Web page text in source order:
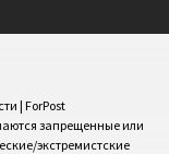
| ForPost
запрещенные или
экстремистские